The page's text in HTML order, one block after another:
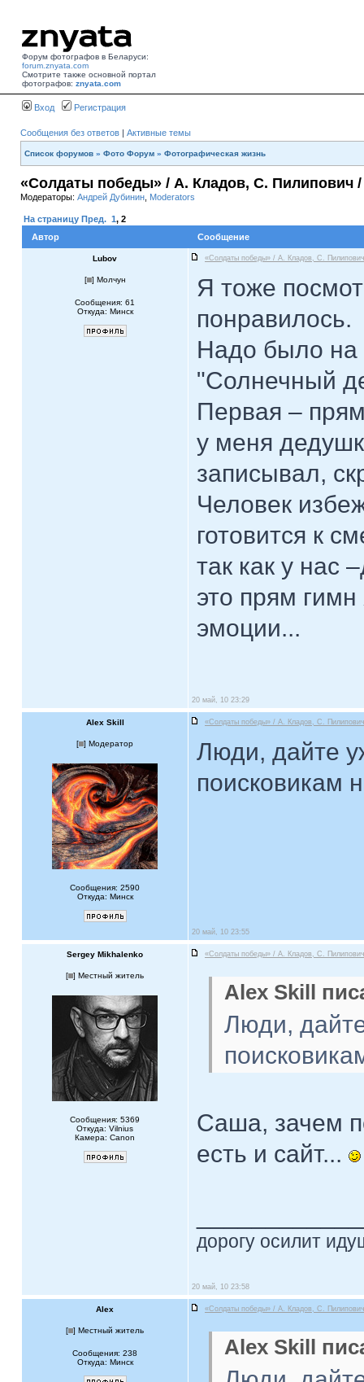
Форум фотографов в Беларуси:
forum.znyata.com
Смотрите также основной портал
фотографов: znyata.com
Вход Регистрация
Сообщения без ответов | Активные темы
Список форумов » Фото Форум » Фотографическая жизнь
«Солдаты победы» / А. Кладов, С. Пилипович
Модераторы: Андрей Дубинин Moderators
На страницу Пред. 1, 2
Автор
Сообщение
Lubov «Солдаты победы» / А. Кладов, С.
[ ] Молчун
Сообщения: 61
Откуда: Минск
Я тоже
понравилось.
Надо было на
"Солнечный
Первая –
у меня
записывал,
Человек
готовится к
так как у нас
это прям
эмоции...
20 май, 10 23:29
Alex Skill «Солдаты победы» / А. Кладов, С.
[ ] Модератор
Сообщения: 2590
Откуда: Минск
Люди, дайте
поисковикам
20 май, 10 23:55
Sergey Mikhalenko «Солдаты победы» / А. Кладов, С.
[ ] Местный житель
Сообщения: 5369
Откуда: Vilnius
Камера: Canon
Alex Skill
Люди,
Саша, зачем
есть и сайт...
дорогу осилит
20 май, 10 23:58
Alex «Солдаты победы» / А. Кладов, С.
[ ] Местный житель
Сообщения: 238
Откуда: Минск
Alex Skill